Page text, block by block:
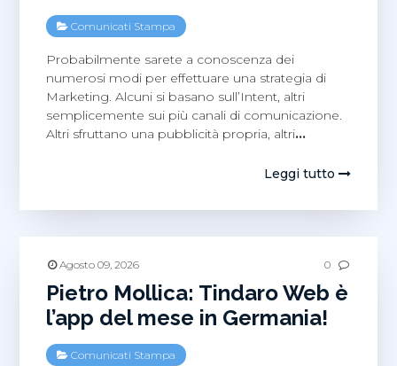
Comunicati Stampa
Probabilmente sarete a conoscenza dei
numerosi modi per effettuare una strategia di
Marketing. Alcuni si basano sull’Intent, altri
semplicemente sui più canali di comunicazione.
Altri sfruttano una pubblicità propria, altri…
Leggi tutto
Agosto 09, 2026 0
Pietro Mollica: Tindaro Web è
l’app del mese in Germania!
Comunicati Stampa